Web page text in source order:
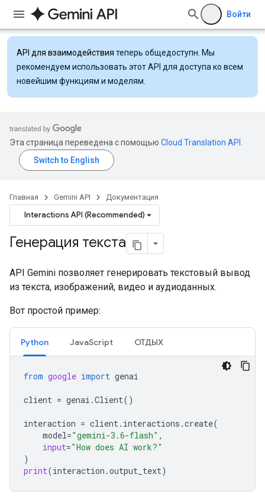
Войти
API для взаимодействия теперь общедоступн. Мы
рекомендуем использовать этот API для доступа ко всем
новейшим функциям и моделям.
Эта страница переведена с помощью Cloud Translation API
Главная Gemini API Документация
Interactions API (Recommended)
Генерация текста
API Gemini позволяет генерировать текстовый вывод
из текста, изображений, видео и аудиоданных.
Вот простой пример:
Python JavaScript ОТДЫХ
from google import genai
client = genai .Client()
interaction = client. interactions .create(
model="gemini-3.6-flash" ,
input="How does AI work?"
)
print(interaction .output_text)